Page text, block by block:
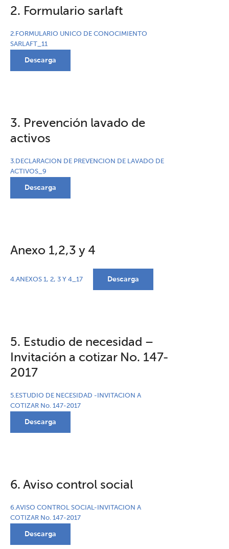
2. Formulario sarlaft
2.FORMULARIO UNICO DE CONOCIMIENTO
SARLAFT_11
Descarga
3. Prevención lavado de
activos
3.DECLARACION DE PREVENCION DE LAVADO DE
ACTIVOS_9
Descarga
Anexo 1,2,3 y 4
4.ANEXOS 1, 2, 3 Y 4_17 Descarga
5. Estudio de necesidad –
Invitación a cotizar No. 147-
2017
5.ESTUDIO DE NECESIDAD -INVITACION A
COTIZAR No. 147-2017
Descarga
6. Aviso control social
6.AVISO CONTROL SOCIAL-INVITACION A
COTIZAR No. 147-2017
Descarga